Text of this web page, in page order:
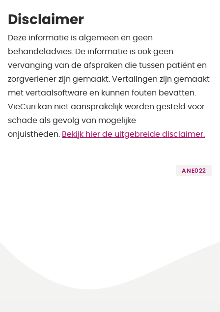
Disclaimer
Deze informatie is algemeen en geen
behandeladvies. De informatie is ook geen
vervanging van de afspraken die tussen patiënt en
zorgverlener zijn gemaakt. Vertalingen zijn gemaakt
met vertaalsoftware en kunnen fouten bevatten.
VieCuri kan niet aansprakelijk worden gesteld voor
schade als gevolg van mogelijke
onjuistheden.
Bekijk hier de uitgebreide disclaimer.
ANE022